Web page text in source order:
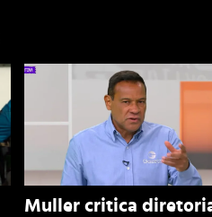
Muller critica